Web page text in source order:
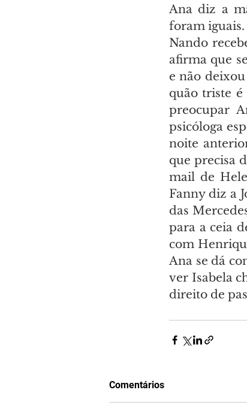
Ana diz a
foram iguais.
Nando
afirma que
e não
quão triste é
preocupar
psicóloga
noite
que precisa
mail de
Fanny diz a
das
para a ceia
com
Ana se dá
ver Isabela
direito de
Comentários